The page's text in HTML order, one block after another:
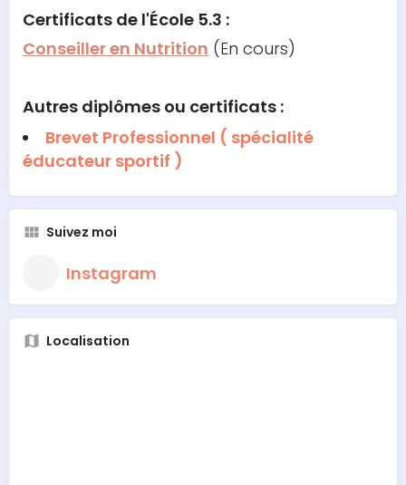
Certificats de l'École 5.3 :
Conseiller en Nutrition (En cours)
Autres diplômes ou certificats :
Brevet Professionnel ( spécialité
éducateur sportif )
Suivez moi
Instagram
Localisation